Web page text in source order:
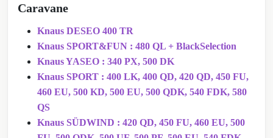
Caravane
Knaus DESEO 400 TR
Knaus SPORT&FUN : 480 QL + BlackSelection
Knaus YASEO : 340 PX, 500 DK
Knaus SPORT : 400 LK, 400 QD, 420 QD, 450 FU,
460 EU, 500 KD, 500 EU, 500 QDK, 540 FDK, 580
QS
Knaus SÜDWIND : 420 QD, 450 FU, 460 EU, 500